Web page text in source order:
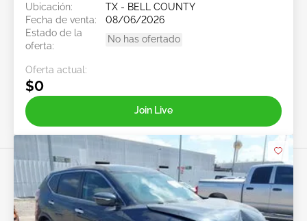
Ubicación:
TX - BELL COUNTY
Fecha de venta:
08/06/2026
Estado de la
oferta:
No has ofertado
Oferta actual:
$0
Join Live